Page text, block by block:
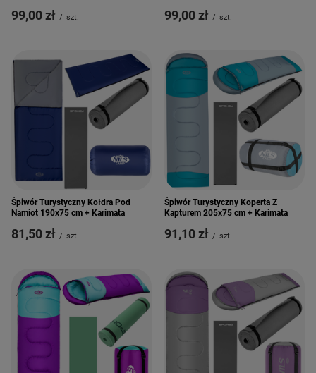
99,00 zł / szt. 99,00 zł / szt.
Śpiwór Turystyczny Kołdra Pod
Namiot 190x75 cm + Karimata
81,50 zł / szt.
Śpiwór Turystyczny Koperta Z
Kapturem 205x75 cm + Karimata
91,10 zł / szt.